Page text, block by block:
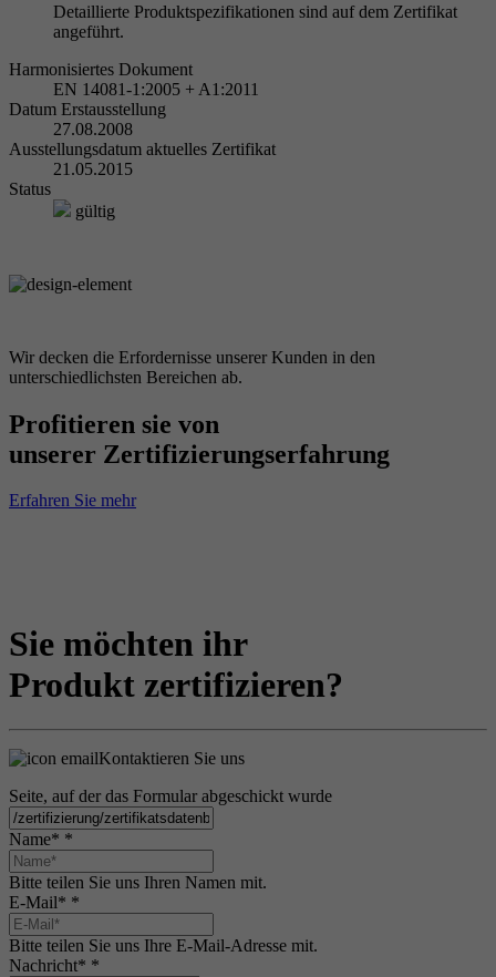
Detaillierte Produktspezifikationen sind auf dem Zertifikat
angeführt.
Harmonisiertes Dokument
EN 14081-1:2005 + A1:2011
Datum Erstausstellung
27.08.2008
Ausstellungsdatum aktuelles Zertifikat
21.05.2015
Status
gültig
Wir decken die Erfordernisse unserer Kunden in den
unterschiedlichsten Bereichen ab.
Profitieren sie von
unserer Zertifizierungserfahrung
Erfahren Sie mehr
Sie möchten ihr
Produkt zertifizieren?
Kontaktieren Sie uns
Seite, auf der das Formular abgeschickt wurde
Name* *
Bitte teilen Sie uns Ihren Namen mit.
E-Mail* *
Bitte teilen Sie uns Ihre E-Mail-Adresse mit.
Nachricht* *